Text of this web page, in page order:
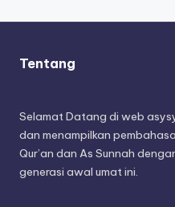
Tentang
Selamat Datang di web
dan menampilkan
Qur’an dan As Sunnah
generasi awal umat ini.